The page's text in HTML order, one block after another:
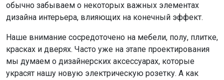
обычно забываем о некоторых важных элементах
дизайна интерьера, влияющих на конечный эффект.
Наше внимание сосредоточено на мебели, полу, плитке,
красках и дверях. Часто уже на этапе проектирования
мы думаем о дизайнерских аксессуарах, которые
украсят нашу новую электрическую розетку. А как